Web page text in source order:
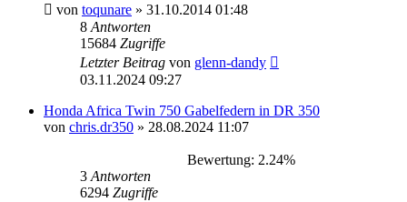
von toqunare » 31.10.2014 01:48
8 Antworten
15684 Zugriffe
Letzter Beitrag von glenn-dandy
03.11.2024 09:27
Honda Africa Twin 750 Gabelfedern in DR 350
von chris.dr350 » 28.08.2024 11:07
Bewertung: 2.24%
3 Antworten
6294 Zugriffe